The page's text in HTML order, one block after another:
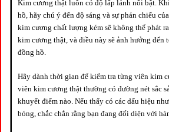
Kim cương thật luôn có độ lấp lánh nổi bật.
hồ, hãy chú ý đến độ sáng và sự phản chiếu
kim cương chất lượng kém sẽ không thể phát
kim cương thật, và điều này sẽ ảnh hưởng đến
đồng hồ.
Hãy dành thời gian để kiểm tra từng viên kim
viên kim cương thật thường có đường nét sắc
khuyết điểm nào. Nếu thấy có các dấu hiệu
bóng, chắc chắn rằng bạn đang đối diện với